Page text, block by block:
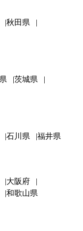
秋田県
茨城県
石川県 福井県
大阪府
和歌山県